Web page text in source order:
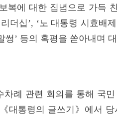
복에 대한 집념으로 가득
더십’, ‘노 대통령 시효배
’ 등의 혹평을 쏟아내며
례 관련 회의를 통해 국
대통령의 글쓰기》에서